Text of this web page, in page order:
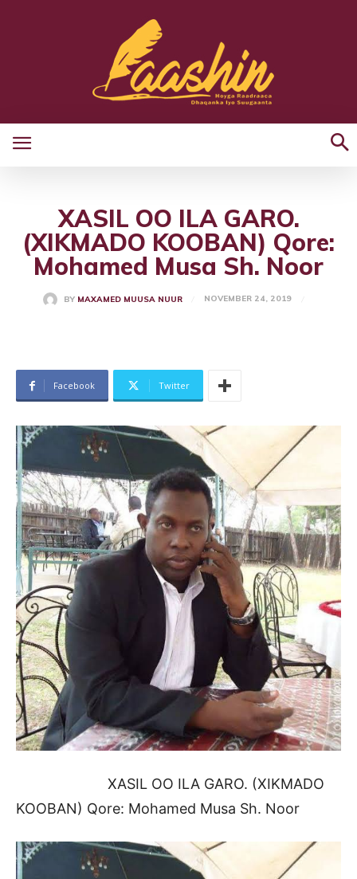
XASIL OO ILA GARO.
(XIKMADO KOOBAN) Qore:
Mohamed Musa Sh. Noor
BY MAXAMED MUUSA NUUR NOVEMBER 24, 2019
Facebook Twitter
XASIL OO ILA GARO. (XIKMADO
KOOBAN) Qore: Mohamed Musa Sh. Noor